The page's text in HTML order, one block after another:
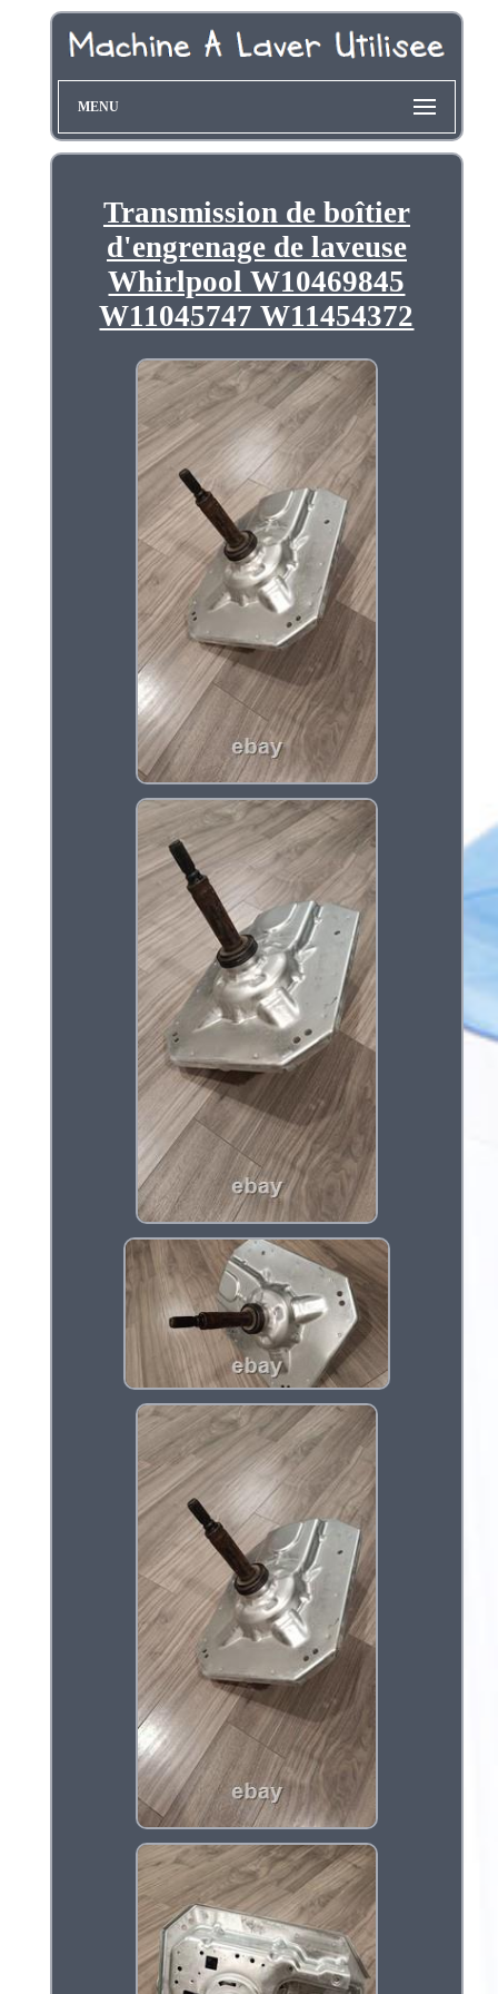
MENU
Transmission de boîtier
d'engrenage de laveuse
Whirlpool W10469845
W11045747 W11454372